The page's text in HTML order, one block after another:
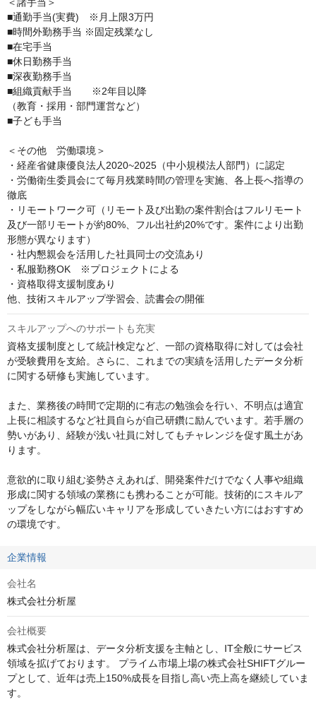
＜諸手当＞
■通勤手当(実費)　※月上限3万円
■時間外勤務手当 ※固定残業なし
■在宅手当
■休日勤務手当
■深夜勤務手当
■組織貢献手当　　※2年目以降
（教育・採用・部門運営など）
■子ども手当
＜その他　労働環境＞
・経産省健康優良法人2020~2025（中小規模法人部門）に認定
・労働衛生委員会にて毎月残業時間の管理を実施、各上長へ指導の
徹底
・リモートワーク可（リモート及び出勤の案件割合はフルリモート
及び一部リモートが約80%、フル出社約20%です。案件により出勤
形態が異なります）
・社内懇親会を活用した社員同士の交流あり
・私服勤務OK　※プロジェクトによる
・資格取得支援制度あり
他、技術スキルアップ学習会、読書会の開催
スキルアップへのサポートも充実
資格支援制度として統計検定など、一部の資格取得に対しては会社
が受験費用を支給。さらに、これまでの実績を活用したデータ分析
に関する研修も実施しています。
また、業務後の時間で定期的に有志の勉強会を行い、不明点は適宜
上長に相談するなど社員自らが自己研鑽に励んでいます。若手層の
勢いがあり、経験が浅い社員に対してもチャレンジを促す風土があ
ります。
意欲的に取り組む姿勢さえあれば、開発案件だけでなく人事や組織
形成に関する領域の業務にも携わることが可能。技術的にスキルア
ップをしながら幅広いキャリアを形成していきたい方にはおすすめ
の環境です。
企業情報
会社名
株式会社分析屋
会社概要
株式会社分析屋は、データ分析支援を主軸とし、IT全般にサービス
領域を拡げております。 プライム市場上場の株式会社SHIFTグルー
プとして、近年は売上150%成長を目指し高い売上高を継続していま
す。